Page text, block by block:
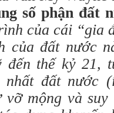
số phận đất
của cái “gia
của đất nước
đến thế kỷ 21,
nhất đất nước
vỡ mộng và